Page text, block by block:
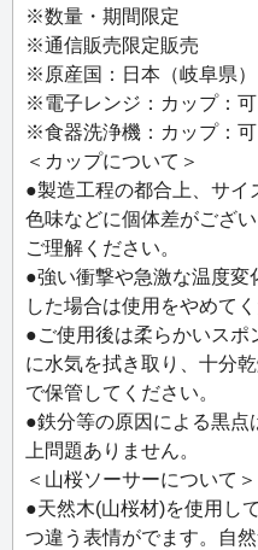
で仕入れ、無駄なく使いき
れています。ソーサーには
て楽しむこともできます。
すめです。
※数量・期間限定
※通信販売限定販売
※原産国：日本（岐阜県）
※電子レンジ：カップ：
※食器洗浄機：カップ：
＜カップについて＞
●製造工程の都合上、サイ
色味などに個体差がござ
ご理解ください。
●強い衝撃や急激な温度変
した場合は使用をやめてく
●ご使用後は柔らかいスポ
に水気を拭き取り、十分
で保管してください。
●鉄分等の原因による黒点
上問題ありません。
＜山桜ソーサーについて＞
●天然木(山桜材)を使用し
つ違う表情がでます。自